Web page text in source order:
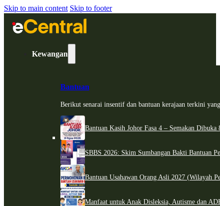
Skip to main content Skip to footer
Kewangan
Bantuan
Berikut senarai insentif dan bantuan kerajaan terkini
Bantuan Kasih Johor Fasa 4 – Semakan
SBBS 2026: Skim Sumbangan Bakti Bantuan
Bantuan Usahawan Orang Asli 2027 (Wilayah
Manfaat untuk Anak Disleksia, Autisme dan